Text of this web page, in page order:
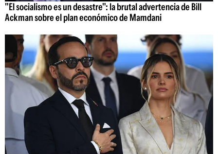
"El socialismo es un desastre": la brutal advertencia de Bill
Ackman sobre el plan económico de Mamdani